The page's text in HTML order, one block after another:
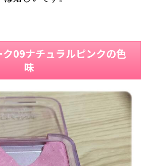
09ナチュラルピンクの色
味